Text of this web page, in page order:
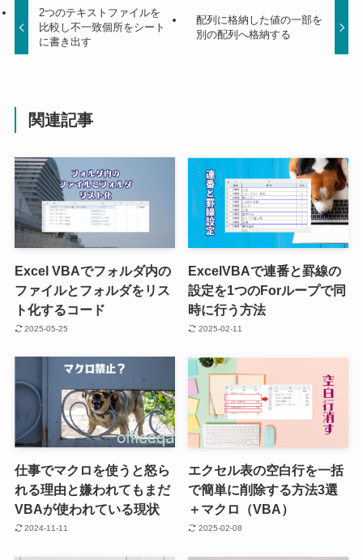
2つのテキストファイルを
比較し不一致個所をシート
に書き出す
配列に格納した値の一部を
別の配列へ格納する
関連記事
Excel VBAでフォルダ内の
ファイルとフォルダをリス
ト化するコード
2025-05-25
ExcelVBAで連番と罫線の
設定を1つのForループで同
時に行う方法
2025-02-11
仕事でマクロを使うと怒ら
れる理由と嫌われてもまだ
VBAが使われている現状
2024-11-11
エクセル表の空白行を一括
で簡単に削除する方法3選
＋マクロ（VBA）
2025-02-08